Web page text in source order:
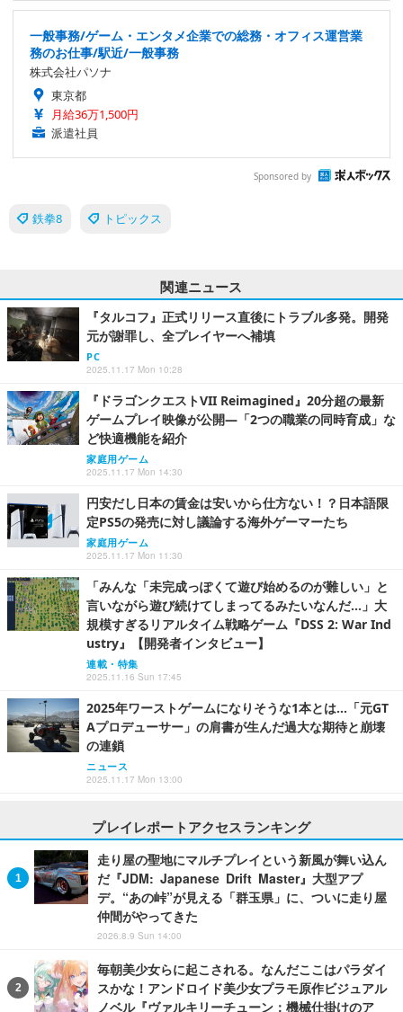
一般事務/ゲーム・エンタメ企業での総務・オフィス運営業
務のお仕事/駅近/一般事務
株式会社パソナ
東京都
月給36万1,500円
派遣社員
Sponsored by
鉄拳8 トピックス
関連ニュース
『タルコフ』正式リリース直後にトラブル多発。開発
元が謝罪し、全プレイヤーへ補填
PC
2025.11.17 Mon 10:28
『ドラゴンクエストVII Reimagined』20分超の最新
ゲームプレイ映像が公開―「2つの職業の同時育成」な
ど快適機能を紹介
家庭用ゲーム
2025.11.17 Mon 14:30
円安だし日本の賃金は安いから仕方ない！？日本語限
定PS5の発売に対し議論する海外ゲーマーたち
家庭用ゲーム
2025.11.17 Mon 11:30
「みんな「未完成っぽくて遊び始めるのが難しい」と
言いながら遊び続けてしまってるみたいなんだ…」大
規模すぎるリアルタイム戦略ゲーム『DSS 2: War Ind
ustry』【開発者インタビュー】
連載・特集
2025.11.16 Sun 17:45
2025年ワーストゲームになりそうな1本とは…「元GT
Aプロデューサー」の肩書が生んだ過大な期待と崩壊
の連鎖
ニュース
2025.11.17 Mon 13:00
プレイレポートアクセスランキング
走り屋の聖地にマルチプレイという新風が舞い込ん
だ『JDM: Japanese Drift Master』大型アプ
デ。“あの峠”が見える「群玉県」に、ついに走り屋
仲間がやってきた
2026.8.9 Sun 14:00
毎朝美少女らに起こされる。なんだここはパラダイ
スかな！アンドロイド美少女プラモ原作ビジュアル
ノベル『ヴァルキリーチューン：機械仕掛けのア